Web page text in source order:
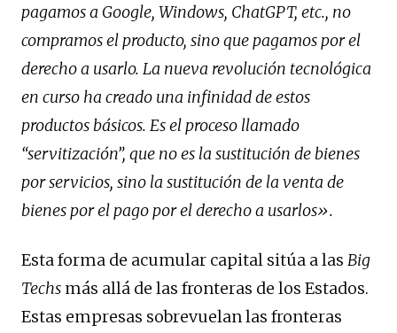
pagamos a Google, Windows, ChatGPT, etc., no
compramos el producto, sino que pagamos por el
derecho a usarlo. La nueva revolución tecnológica
en curso ha creado una infinidad de estos
productos básicos. Es el proceso llamado
“servitización”, que no es la sustitución de bienes
por servicios, sino la sustitución de la venta de
bienes por el pago por el derecho a usarlos».
Esta forma de acumular capital sitúa a las Big
Techs más allá de las fronteras de los Estados.
Estas empresas sobrevuelan las fronteras